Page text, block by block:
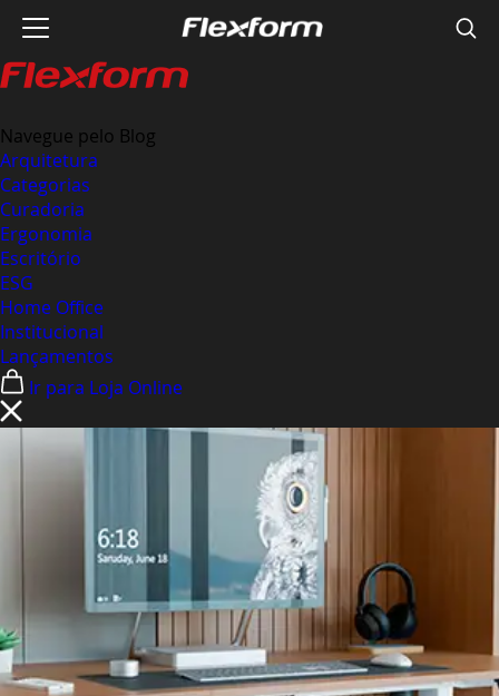
Navegue pelo Blog
Arquitetura
Categorias
Curadoria
Ergonomia
Escritório
ESG
Home Office
Institucional
Lançamentos
Ir para Loja Online